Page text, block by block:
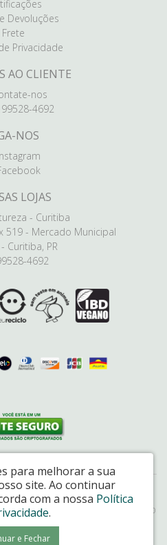
Devoluções
Frete
Privacidade
AO CLIENTE
nos
4692
NOS
LOJAS
- Curitiba
519 - Mercado Municipal
Curitiba, PR
4692
Ltda - CNPJ: 17.048.226/0001-65
Centro, Curitiba/PR – CEP 80060-160
© 2026
para melhorar a sua
site. Ao continuar
com a nossa Política
.
e Fechar